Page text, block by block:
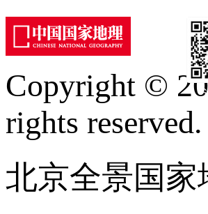
Copyright ©
rights reserved.
北京全景国